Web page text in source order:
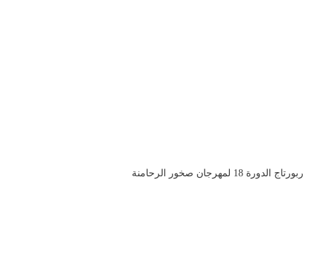
ربورتاج الدورة 18 لمهرجان صخور الرحامنة